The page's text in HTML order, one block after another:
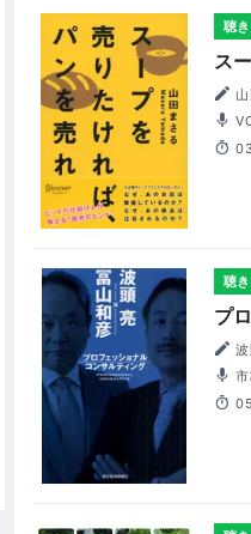
聴
ス
聴
プ